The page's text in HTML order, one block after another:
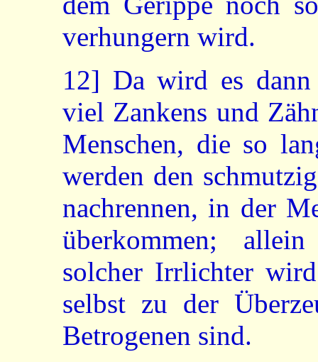
verhungern wird.
12] Da wird es
viel Zankens und
Menschen, die so
werden den
nachrennen, in der
überkommen;
solcher Irrlichter
selbst zu der
Betrogenen sind.